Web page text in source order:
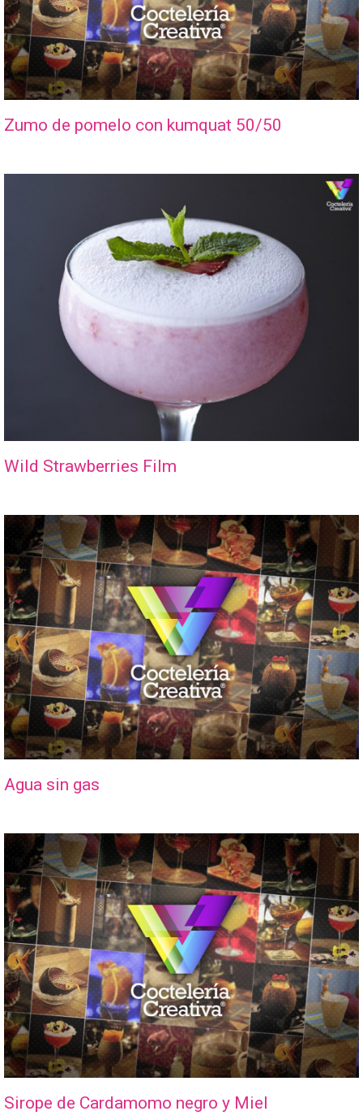
Zumo de pomelo con kumquat 50/50
Wild Strawberries Film
Agua sin gas
Sirope de Cardamomo negro y Miel